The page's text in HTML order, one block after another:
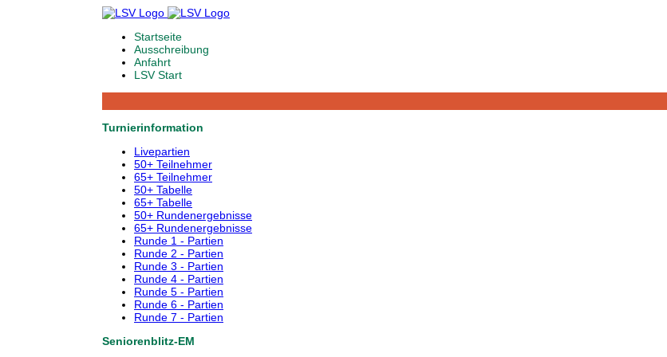
Startseite
Ausschreibung
Anfahrt
LSV Start
Turnierinformation
Livepartien
50+ Teilnehmer
65+ Teilnehmer
50+ Tabelle
65+ Tabelle
50+ Rundenergebnisse
65+ Rundenergebnisse
Runde 1 - Partien
Runde 2 - Partien
Runde 3 - Partien
Runde 4 - Partien
Runde 5 - Partien
Runde 6 - Partien
Runde 7 - Partien
Seniorenblitz-EM